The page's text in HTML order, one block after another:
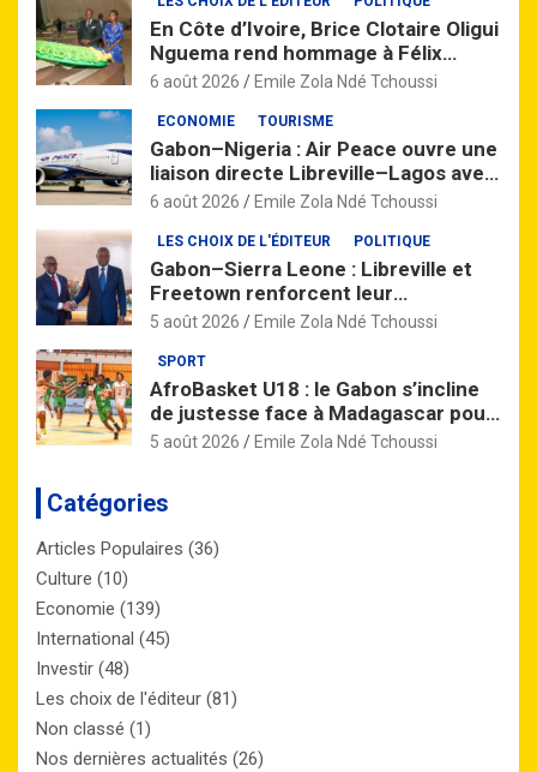
En Côte d’Ivoire, Brice Clotaire Oligui
Nguema rend hommage à Félix
Houphouët-Boigny
6 août 2026 Emile Zola Ndé Tchoussi
ECONOMIE TOURISME
Gabon–Nigeria : Air Peace ouvre une
liaison directe Libreville–Lagos avec
quatre vols par semaine
6 août 2026 Emile Zola Ndé Tchoussi
LES CHOIX DE L'ÉDITEUR POLITIQUE
Gabon–Sierra Leone : Libreville et
Freetown renforcent leur
partenariat à travers un vaste
5 août 2026 Emile Zola Ndé Tchoussi
SPORT
AfroBasket U18 : le Gabon s’incline
de justesse face à Madagascar pour
son entrée en lice
5 août 2026 Emile Zola Ndé Tchoussi
Catégories
Articles Populaires (36)
Culture (10)
Economie (139)
International (45)
Investir (48)
Les choix de l'éditeur (81)
Non classé (1)
Nos dernières actualités (26)